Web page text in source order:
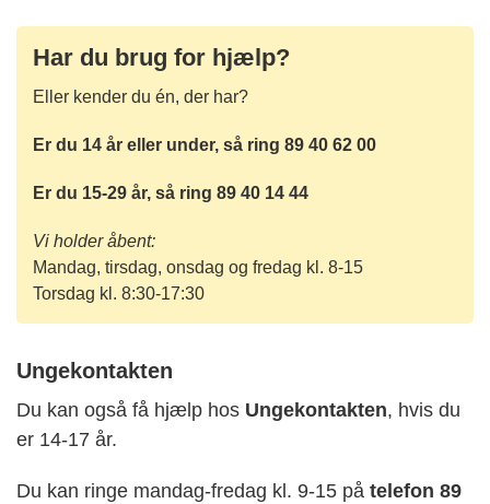
Har du brug for hjælp?
Eller kender du én, der har?
Er du 14 år eller under, så ring 89 40 62 00
Er du 15-29 år, så ring 89 40 14 44
Vi holder åbent:
Mandag, tirsdag, onsdag og fredag kl. 8-15
Torsdag kl. 8:30-17:30
Ungekontakten
Du kan også få hjælp hos Ungekontakten, hvis du
er 14-17 år.
Du kan ringe mandag-fredag kl. 9-15 på telefon 89